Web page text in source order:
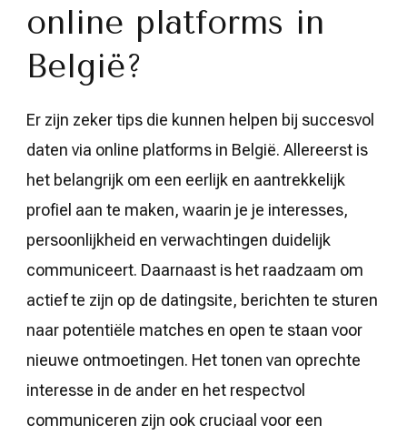
online platforms in
België?
Er zijn zeker tips die kunnen helpen bij succesvol
daten via online platforms in België. Allereerst is
het belangrijk om een eerlijk en aantrekkelijk
profiel aan te maken, waarin je je interesses,
persoonlijkheid en verwachtingen duidelijk
communiceert. Daarnaast is het raadzaam om
actief te zijn op de datingsite, berichten te sturen
naar potentiële matches en open te staan voor
nieuwe ontmoetingen. Het tonen van oprechte
interesse in de ander en het respectvol
communiceren zijn ook cruciaal voor een